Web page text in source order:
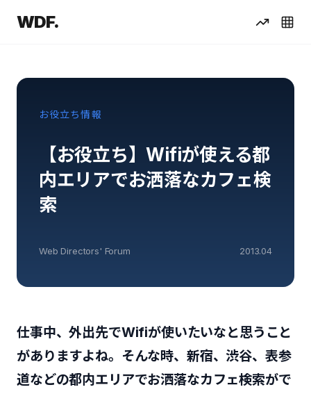
WDF.
お役立ち情報
【お役立ち】Wifiが使える都
内エリアでお洒落なカフェ検
索
Web Directors' Forum 2013.04
仕事中、外出先でWifiが使いたいなと思うこと
がありますよね。そんな時、新宿、渋谷、表参
道などの都内エリアでお洒落なカフェ検索がで